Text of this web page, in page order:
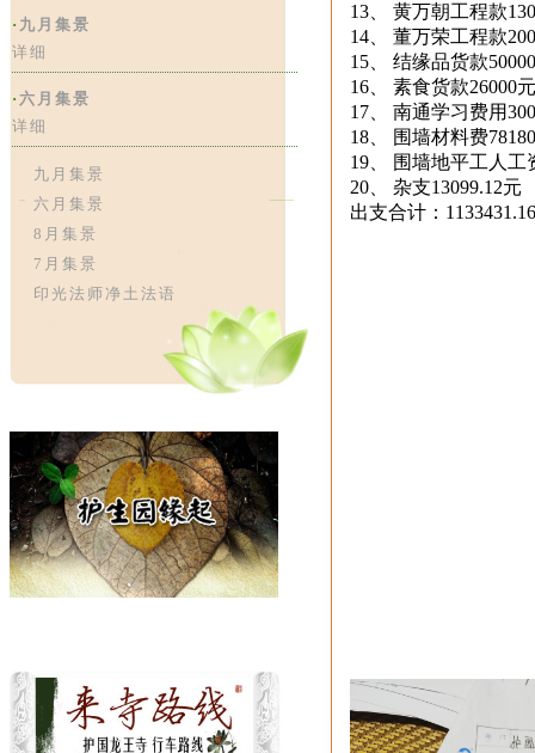
· 九月集景
详细
· 六月集景
详细
九月集景
六月集景
8月集景
7月集景
印光法师净土法语
13、 黄万朝工程款
14、 董万荣工程款
15、 结缘品货款
16、 素食货款26000元
17、 南通学习费用
18、 围墙材料费
19、 围墙地平工人工
20、 杂支13099.12元
出支合计：1133431.16